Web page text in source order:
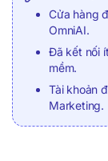
Cửa hàng
OmniAI.
Đã kết nối
mềm.
Tài khoản
Marketing.